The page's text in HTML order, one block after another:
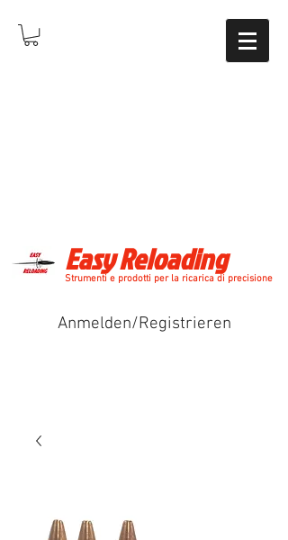
Easy Reloading
Strumenti e prodotti per la ricarica di precisione
Anmelden/Registrieren